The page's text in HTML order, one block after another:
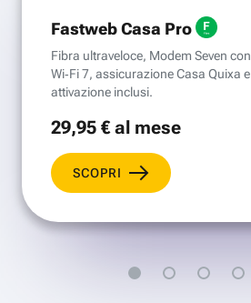
Fastweb Casa Pro
Fibra ultraveloce, Modem Seven con
Wi‑Fi 7, assicurazione Casa Quixa e
attivazione inclusi.
29,95 €al mese
SCOPRI